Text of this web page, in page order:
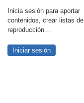
Inicia sesión para aportar
contenidos, crear listas de
reproducción...
Iniciar sesión